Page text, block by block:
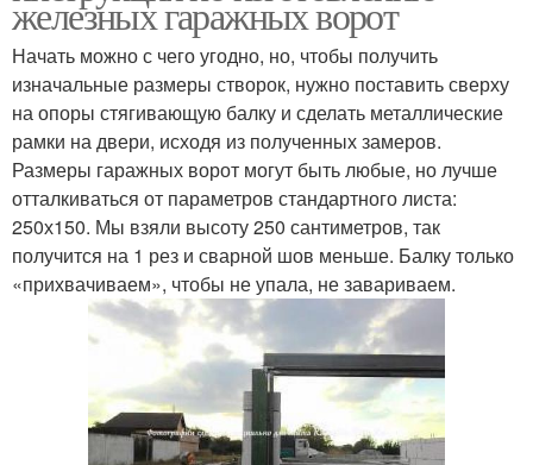
железных гаражных ворот
Начать можно с чего угодно, но, чтобы получить
изначальные размеры створок, нужно поставить сверху
на опоры стягивающую балку и сделать металлические
рамки на двери, исходя из полученных замеров.
Размеры гаражных ворот могут быть любые, но лучше
отталкиваться от параметров стандартного листа:
250х150. Мы взяли высоту 250 сантиметров, так
получится на 1 рез и сварной шов меньше. Балку только
«прихвачиваем», чтобы не упала, не завариваем.